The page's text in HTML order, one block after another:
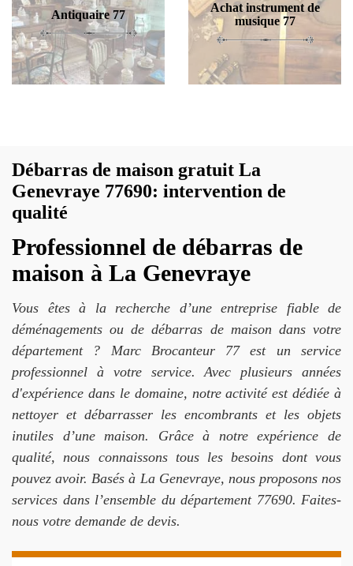
Antiquaire 77
Achat instrument de
musique 77
Débarras de maison gratuit La
Genevraye 77690: intervention de
qualité
Professionnel de débarras de
maison à La Genevraye
Vous êtes à la recherche d’une entreprise fiable de
déménagements ou de débarras de maison dans votre
département ? Marc Brocanteur 77 est un service
professionnel à votre service. Avec plusieurs années
d'expérience dans le domaine, notre activité est dédiée à
nettoyer et débarrasser les encombrants et les objets
inutiles d’une maison. Grâce à notre expérience de
qualité, nous connaissons tous les besoins dont vous
pouvez avoir. Basés à La Genevraye, nous proposons nos
services dans l’ensemble du département 77690. Faites-
nous votre demande de devis.